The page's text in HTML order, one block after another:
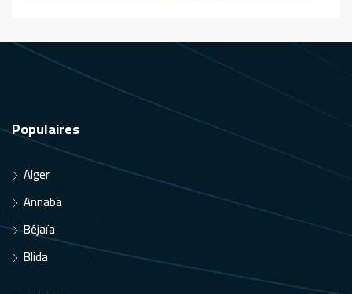
Populaires
Alger
Annaba
Béjaïa
Blida